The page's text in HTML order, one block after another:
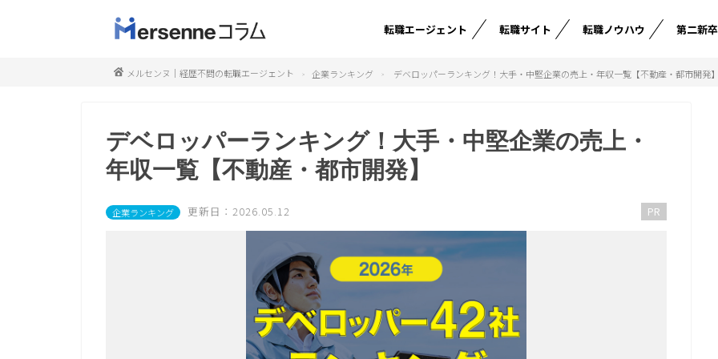
転職エージェント 転職サイト 転職ノウハウ 第二新卒
メルセンヌ｜経歴不問の転職エージェント 企業ランキング デベロッパーランキング！大手・中堅企業の売上・年収一覧【不動産・都市開発
デベロッパーランキング！大手・中堅企業の売上・
年収一覧【不動産・都市開発】
企業ランキング 更新日：2026.05.12 PR